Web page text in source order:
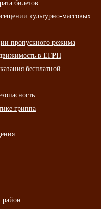
билетов
культурно-массовых
пропускного режима
в ЕГРН
бесплатной
гриппа